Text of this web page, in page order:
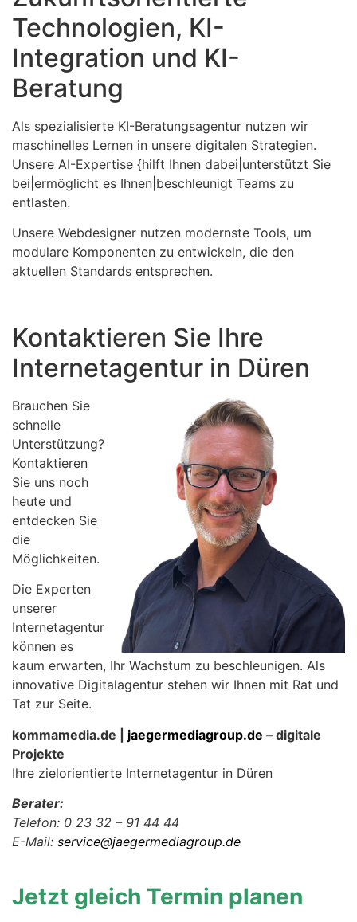
Technologien, KI-
Integration und KI-
Beratung
Als spezialisierte KI-Beratungsagentur nutzen wir
maschinelles Lernen in unsere digitalen Strategien.
Unsere AI-Expertise {hilft Ihnen dabei|unterstützt Sie
bei|ermöglicht es Ihnen|beschleunigt Teams zu
entlasten.
Unsere Webdesigner nutzen modernste Tools, um
modulare Komponenten zu entwickeln, die den
aktuellen Standards entsprechen.
Kontaktieren Sie Ihre
Internetagentur in Düren
Brauchen Sie
schnelle
Unterstützung?
Kontaktieren
Sie uns noch
heute und
entdecken Sie
die
Möglichkeiten.
Die Experten
unserer
Internetagentur
können es
kaum erwarten, Ihr Wachstum zu beschleunigen. Als
innovative Digitalagentur stehen wir Ihnen mit Rat und
Tat zur Seite.
kommamedia.de | jaegermediagroup.de – digitale
Projekte
Ihre zielorientierte Internetagentur in Düren
Berater:
Telefon: 0 23 32 – 91 44 44
E-Mail: service@jaegermediagroup.de
Jetzt gleich Termin planen